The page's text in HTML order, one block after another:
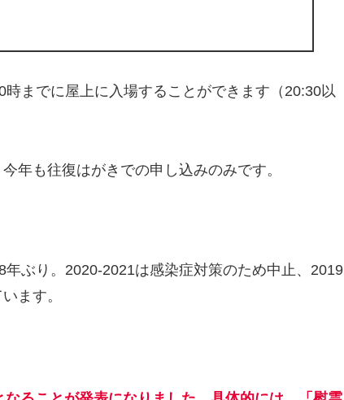
までに屋上に入場することができます（20:30以
年も往復はがきでの申し込みのみです。
ぶり。2020-2021は感染症対策のため中止、2019
ます。